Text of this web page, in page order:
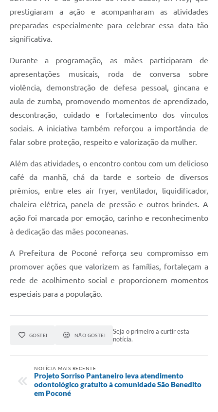
prestigiaram a ação e acompanharam as atividades
preparadas especialmente para celebrar essa data tão
significativa.
Durante a programação, as mães participaram de
apresentações musicais, roda de conversa sobre
violência, demonstração de defesa pessoal, gincana e
aula de zumba, promovendo momentos de aprendizado,
descontração, cuidado e fortalecimento dos vínculos
sociais. A iniciativa também reforçou a importância de
falar sobre proteção, respeito e valorização da mulher.
Além das atividades, o encontro contou com um delicioso
café da manhã, chá da tarde e sorteio de diversos
prêmios, entre eles air fryer, ventilador, liquidificador,
chaleira elétrica, panela de pressão e outros brindes. A
ação foi marcada por emoção, carinho e reconhecimento
à dedicação das mães poconeanas.
A Prefeitura de Poconé reforça seu compromisso em
promover ações que valorizem as famílias, fortaleçam a
rede de acolhimento social e proporcionem momentos
especiais para a população.
GOSTEI NÃO GOSTEI
Seja o primeiro a curtir esta
notícia.
NOTÍCIA MAIS RECENTE
Projeto Sorriso Pantaneiro leva atendimento
odontológico gratuito à comunidade São Benedito
em Poconé